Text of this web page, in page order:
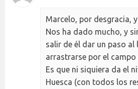
Marcelo, por desgracia,
Nos ha dado mucho, y
salir de él dar un paso al
arrastrarse por el campo
Es que ni siquiera da el
Huesca (con todos los